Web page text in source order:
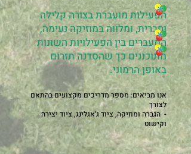
הפעילות מועברת בצורה קלילה
וחברית, ומלווה במוזיקה נעימה,
המעברים בין הפעילויות השונות
מתוכננים כך שהסדנה תזרום
באופן הרמוני.
אנו מביאים: מספר מדריכים מקצועים בהתאם
לצורך
- הגברה ומוזיקה, ציוד ג'אגלינג, ציוד יצירה
וקישוט